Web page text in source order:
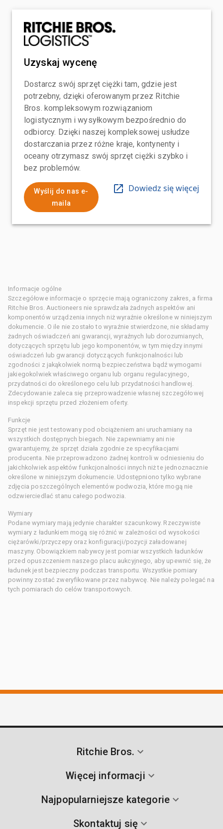
Uzyskaj wycenę
Dostarcz swój sprzęt ciężki tam, gdzie jest
potrzebny, dzięki oferowanym przez Ritchie
Bros. kompleksowym rozwiązaniom
logistycznym i wysyłkowym bezpośrednio do
odbiorcy. Dzięki naszej kompleksowej usłudze
dostarczania przez różne kraje, kontynenty i
oceany otrzymasz swój sprzęt ciężki szybko i
bez problemów.
Wyślij do nas e-
maila
Dowiedz się więcej
Informacje ogólne
Szczegółowe informacje o sprzęcie mają ograniczony zakres, a firma
Ritchie Bros. Auctioneers nie sprawdzała żadnych aspektów ani
komponentów urządzenia innych niż wyraźnie określone w niniejszym
dokumencie. O ile nie zostało to wyraźnie stwierdzone, nie składamy
żadnych oświadczeń ani gwarancji, wyraźnych lub dorozumianych,
dotyczących sprzętu lub jego komponentów, w tym między innymi
oświadczeń lub gwarancji dotyczących funkcjonalności lub
zgodności z jakąkolwiek normą bezpieczeństwa bądź wymogami
jakiegokolwiek właściwego organu lub organu regulacyjnego,
przydatności do określonego celu lub przydatności handlowej.
Zdecydowanie zaleca się przeprowadzenie własnej szczegółowej
inspekcji sprzętu przed złożeniem oferty.
Funkcje
Sprzęt nie jest testowany pod obciążeniem ani uruchamiany na
wszystkich dostępnych biegach. Nie zapewniamy ani nie
gwarantujemy, że sprzęt działa zgodnie ze specyfikacjami
producenta. Nie przeprowadzono żadnej kontroli w odniesieniu do
jakichkolwiek aspektów funkcjonalności innych niż te jednoznacznie
określone w niniejszym dokumencie. Udostępniono tylko wybrane
zdjęcia poszczególnych elementów podwozia, które mogą nie
odzwierciedlać stanu całego podwozia.
Wymiary
Podane wymiary mają jedynie charakter szacunkowy. Rzeczywiste
wymiary z ładunkiem mogą się różnić w zależności od wysokości
ciężarówki/przyczepy oraz konfiguracji/pozycji załadowanej
maszyny. Obowiązkiem nabywcy jest pomiar wszystkich ładunków
przed opuszczeniem naszego placu aukcyjnego, aby upewnić się, że
ładunek jest bezpieczny podczas transportu. Wszystkie pomiary
powinny zostać zweryfikowane przez nabywcę. Nie należy polegać na
tych pomiarach do celów transportowych.
Ritchie Bros.
Więcej informacji
Najpopularniejsze kategorie
Skontaktuj się